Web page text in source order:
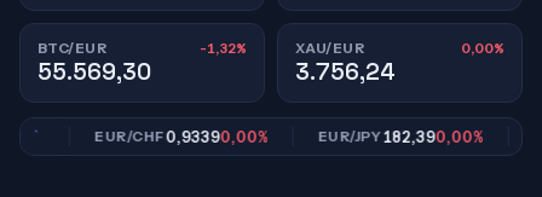
BTC/EUR -1,32%
55.569,30
XAU/EUR 0,00%
3.756,24
EUR/CHF0,93390,00% EUR/JPY182,390,00%